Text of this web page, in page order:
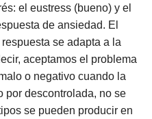
el eustress (bueno) y el
de ansiedad. El
se adapta a la
aceptamos el problema
o negativo cuando la
por descontrolada, no se
se pueden producir en